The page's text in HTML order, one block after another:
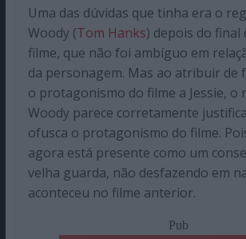
Uma das dúvidas que tinha era o
Woody (Tom Hanks) depois do final
filme, que não foi ambíguo em
da personagem. Mas ao atribuir de
o protagonismo do filme a Jessie, o
Woody parece corretamente
ofusca o protagonismo do filme.
agora está presente como um
velha guarda, não desfazendo em
aconteceu no filme anterior.
Pub